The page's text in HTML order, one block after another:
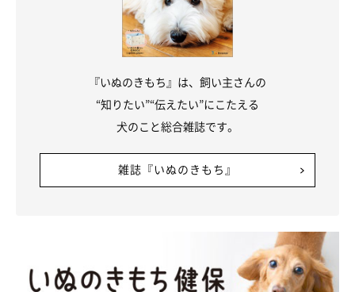
『いぬのきもち』は、飼い主さんの
“知りたい”“伝えたい”にこたえる
犬のこと総合雑誌です。
雑誌『いぬのきもち』